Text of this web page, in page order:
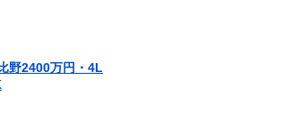
野2400万円・4L